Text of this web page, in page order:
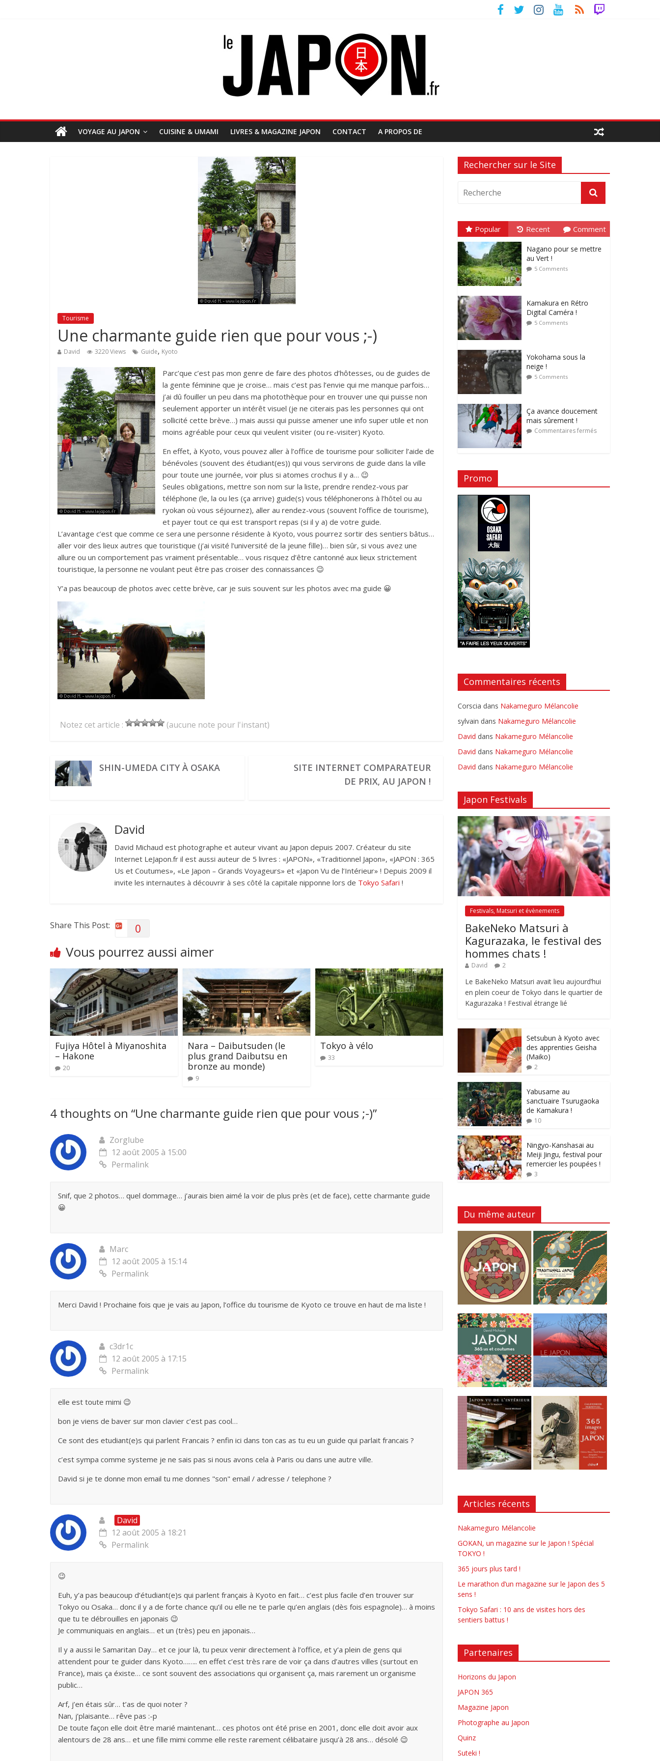
VOYAGE AU JAPON CUISINE & UMAMI LIVRES & MAGAZINE JAPON CONTACT A PROPOS DE
Tourisme
Une charmante guide rien que pour vous ;-)
David 3220 Views Guide, Kyoto
Parc’que c’est pas mon genre de faire des photos d’hôtesses, ou de guides de
la gente féminine que je croise… mais c’est pas l’envie qui me manque parfois…
j’ai dû fouiller un peu dans ma photothèque pour en trouver une qui puisse non
seulement apporter un intérêt visuel (je ne citerais pas les personnes qui ont
sollicité cette brève…) mais aussi qui puisse amener une info super utile et non
moins agréable pour ceux qui veulent visiter (ou re-visiter) Kyoto.
En effet, à Kyoto, vous pouvez aller à l’office de tourisme pour solliciter l’aide de
bénévoles (souvent des étudiant(es)) qui vous servirons de guide dans la ville
pour toute une journée, voir plus si atomes crochus il y a… 😉
Seules obligations, mettre son nom sur la liste, prendre rendez-vous par
téléphone (le, la ou les (ça arrive) guide(s) vous téléphonerons à l’hôtel ou au
ryokan où vous séjournez), aller au rendez-vous (souvent l’office de tourisme),
et payer tout ce qui est transport repas (si il y a) de votre guide.
L’avantage c’est que comme ce sera une personne résidente à Kyoto, vous pourrez sortir des sentiers bâtus…
aller voir des lieux autres que touristique (j’ai visité l’université de la jeune fille)… bien sûr, si vous avez une
allure ou un comportement pas vraiment présentable… vous risquez d’être cantonné aux lieux strictement
touristique, la personne ne voulant peut être pas croiser des connaissances 😉
Y’a pas beaucoup de photos avec cette brève, car je suis souvent sur les photos avec ma guide 😀
Notez cet article : (aucune note pour l'instant)
SHIN-UMEDA CITY À OSAKA
SITE INTERNET COMPARATEUR
DE PRIX, AU JAPON !
David
David Michaud est photographe et auteur vivant au Japon depuis 2007. Créateur du site
Internet LeJapon.fr il est aussi auteur de 5 livres : «JAPON», «Traditionnel Japon», «JAPON : 365
Us et Coutumes», «Le Japon – Grands Voyageurs» et «Japon Vu de l’Intérieur» ! Depuis 2009 il
invite les internautes à découvrir à ses côté la capitale nipponne lors de Tokyo Safari !
Share This Post: 0
Vous pourrez aussi aimer
Fujiya Hôtel à Miyanoshita
– Hakone
20
Nara – Daibutsuden (le
plus grand Daibutsu en
bronze au monde)
9
Tokyo à vélo
33
4 thoughts on “Une charmante guide rien que pour vous ;-)”
Zorglube
12 août 2005 à 15:00
Permalink
Snif, que 2 photos… quel dommage… j’aurais bien aimé la voir de plus près (et de face), cette charmante guide
😀
Marc
12 août 2005 à 15:14
Permalink
Merci David ! Prochaine fois que je vais au Japon, l’office du tourisme de Kyoto ce trouve en haut de ma liste !
c3dr1c
12 août 2005 à 17:15
Permalink
elle est toute mimi 😉
bon je viens de baver sur mon clavier c’est pas cool…
Ce sont des etudiant(e)s qui parlent Francais ? enfin ici dans ton cas as tu eu un guide qui parlait francais ?
c’est sympa comme systeme je ne sais pas si nous avons cela à Paris ou dans une autre ville.
David si je te donne mon email tu me donnes "son" email / adresse / telephone ?
David
12 août 2005 à 18:21
Permalink
😉
Euh, y’a pas beaucoup d’étudiant(e)s qui parlent français à Kyoto en fait… c’est plus facile d’en trouver sur
Tokyo ou Osaka… donc il y a de forte chance qu’il ou elle ne te parle qu’en anglais (dès fois espagnole)… à moins
que tu te débrouilles en japonais 😉
Je communiquais en anglais… et un (très) peu en japonais…
Il y a aussi le Samaritan Day… et ce jour là, tu peux venir directement à l’office, et y’a plein de gens qui
attendent pour te guider dans Kyoto…….. en effet c’est très rare de voir ça dans d’autres villes (surtout en
France), mais ça éxiste… ce sont souvent des associations qui organisent ça, mais rarement un organisme
public…
Arf, j’en étais sûr… t’as de quoi noter ?
Nan, j’plaisante… rêve pas :-p
De toute façon elle doit être marié maintenant… ces photos ont été prise en 2001, donc elle doit avoir aux
alentours de 28 ans… et une fille mimi comme elle reste rarement célibataire jusqu’à 28 ans… désolé 😉
Rechercher sur le Site
Popular Recent Comment
Nagano pour se mettre
au Vert !
5 Comments
Kamakura en Rétro
Digital Caméra !
5 Comments
Yokohama sous la
neige !
5 Comments
Ça avance doucement
mais sûrement !
Commentaires fermés
Promo
Commentaires récents
Corscia dans Nakameguro Mélancolie
sylvain dans Nakameguro Mélancolie
David dans Nakameguro Mélancolie
David dans Nakameguro Mélancolie
David dans Nakameguro Mélancolie
Japon Festivals
Festivals, Matsuri et évènements
BakeNeko Matsuri à
Kagurazaka, le festival des
hommes chats !
David 2
Le BakeNeko Matsuri avait lieu aujourd’hui
en plein coeur de Tokyo dans le quartier de
Kagurazaka ! Festival étrange lié
Setsubun à Kyoto avec
des apprenties Geisha
(Maiko)
2
Yabusame au
sanctuaire Tsurugaoka
de Kamakura !
10
Ningyo-Kanshasai au
Meiji Jingu, festival pour
remercier les poupées !
3
Du même auteur
Articles récents
Nakameguro Mélancolie
GOKAN, un magazine sur le Japon ! Spécial
TOKYO !
365 jours plus tard !
Le marathon d’un magazine sur le Japon des 5
sens !
Tokyo Safari : 10 ans de visites hors des
sentiers battus !
Partenaires
Horizons du Japon
JAPON 365
Magazine Japon
Photographe au Japon
Quinz
Suteki !